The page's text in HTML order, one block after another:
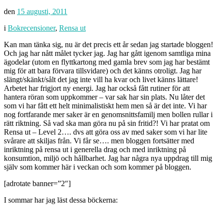
den 15 augusti, 2011
i Bokrecensioner, Rensa ut
Kan man tänka sig, nu är det precis ett år sedan jag startade bloggen!
Och jag har nått målet tycker jag. Jag har gått igenom samtliga mina
ägodelar (utom en flyttkartong med gamla brev som jag har bestämt
mig för att bara förvara tillsvidare) och det känns otroligt. Jag har
slängt/skänkt/sålt det jag inte vill ha kvar och livet känns lättare!
Arbetet har frigjort ny energi. Jag har också fått rutiner för att
hantera röran som uppkommer – var sak har sin plats. Nu låter det
som vi har fått ett helt minimalistiskt hem men så är det inte. Vi har
nog fortfarande mer saker är en genomsnittsfamilj men bollen rullar i
rätt riktning. Så vad ska man göra nu på sin fritid?! Vi har pratat om
Rensa ut – Level 2…. dvs att göra oss av med saker som vi har lite
svårare att skiljas från. Vi får se…. men bloggen fortsätter med
inriktning på rensa ut i generella drag och med inriktning på
konsumtion, miljö och hållbarhet. Jag har några nya uppdrag till mig
själv som kommer här i veckan och som kommer på bloggen.
[adrotate banner=”2″]
I sommar har jag läst dessa böckerna: